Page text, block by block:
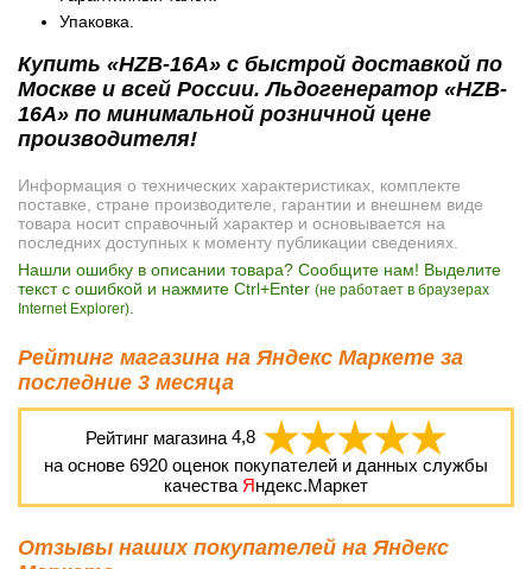
Упаковка.
Купить «HZB-16A» с быстрой доставкой по
Москве и всей России. Льдогенератор «HZB-
16A» по минимальной розничной цене
производителя!
Информация о технических характеристиках, комплекте
поставке, стране производителе, гарантии и внешнем виде
товара носит справочный характер и основывается на
последних доступных к моменту публикации сведениях.
Нашли ошибку в описании товара? Сообщите нам! Выделите
текст с ошибкой и нажмите Ctrl+Enter (не работает в браузерах
Internet Explorer)
Рейтинг магазина на Яндекс Маркете за
последние 3 месяца
Рейтинг магазина 4,8
на основе 6920 оценок покупателей и данных службы
качества Яндекс.Маркет
Отзывы наших покупателей на Яндекс